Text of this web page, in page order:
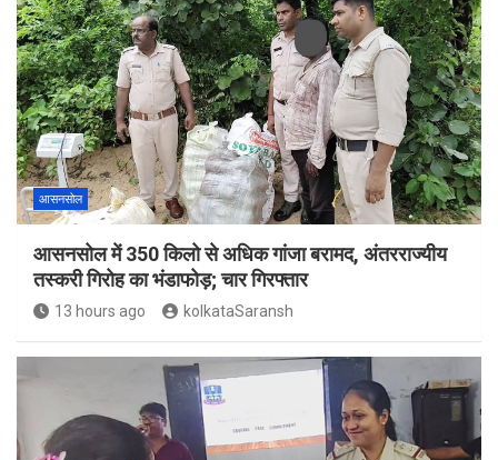
आसनसोल
आसनसोल में 350 किलो से अधिक गांजा बरामद, अंतरराज्यीय
तस्करी गिरोह का भंडाफोड़; चार गिरफ्तार
13 hours ago kolkataSaransh